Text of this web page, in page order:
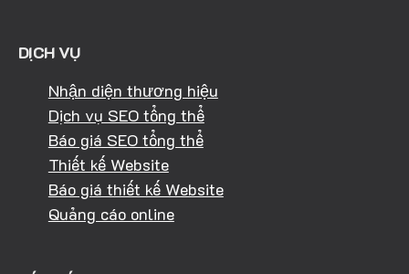
DỊCH VỤ
Nhận diện thương hiệu
Dịch vụ SEO tổng thể
Báo giá SEO tổng thể
Thiết kế Website
Báo giá thiết kế Website
Quảng cáo online